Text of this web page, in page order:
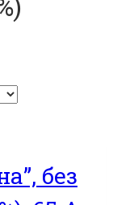
без